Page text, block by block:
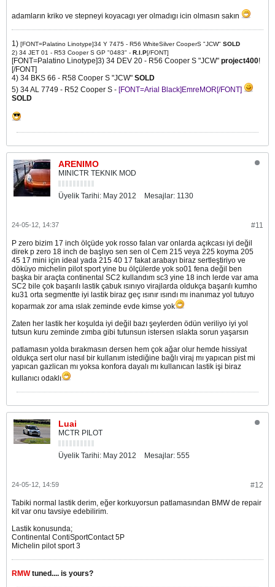
adamların kriko ve stepneyi koyacagı yer olmadıgı icin olmasın sakın
1) [FONT=Palatino Linotype]34 Y 7475 - R56 WhiteSilver CooperS "JCW" SOLD
2) 34 JET 01 - R53 Cooper S GP "0483" - R.I.P[/FONT]
[FONT=Palatino Linotype]3) 34 DEV 20 - R56 Cooper S "JCW" project400!
[/FONT]
4) 34 BKS 66 - R58 Cooper S "JCW" SOLD
5) 34 AL 7749 - R52 Cooper S - [FONT=Arial Black]EmreMOR[/FONT]
SOLD
ARENIMO
MINICTR TEKNIK MOD
Üyelik Tarihi: May 2012 Mesajlar: 1130
#11
24-05-12, 14:37
P zero bizim 17 inch ölçüde yok rosso falan var onlarda açıkcası iyi değil
direk p zero 18 inch de başlıyo sen sen ol Cem 215 veya 225 koyma 205
45 17 mini için ideal yada 215 40 17 fakat arabayı biraz sertleştiriyo ve
döküyo michelin pilot sport yine bu ölçülerde yok so01 fena değil ben
başka bir araçta continental SC2 kullandım sc3 yine 18 inch lerde var ama
SC2 bile çok başarılı lastik çabuk ısınıyo virajlarda oldukça başarılı kumho
ku31 orta segmentte iyi lastik biraz geç ısınır ısındı mı inanımaz yol tutuyo
koparmak zor ama ıslak zeminde evde kimse yok
Zaten her lastik her koşulda iyi değil bazı şeylerden ödün veriliyo iyi yol
tutsun kuru zeminde zımba gibi tutunsun istersen ıslakta sorun yaşarsın
patlamasın yolda bırakmasın dersen hem çok ağar olur hemde hissiyat
oldukça sert olur nasıl bir kullanım istediğine bağlı viraj mı yapıcan pist mi
yapıcan gazlican mı yoksa konfora dayalı mı kullanıcan lastik işi biraz
kullanıcı odaklı
Luai
MCTR PILOT
Üyelik Tarihi: May 2012 Mesajlar: 555
#12
24-05-12, 14:59
Tabiki normal lastik derim, eğer korkuyorsun patlamasından BMW de repair
kit var onu tavsiye edebilirim.
Lastik konusunda;
Continental ContiSportContact 5P
Michelin pilot sport 3
RMWtuned.... is yours?